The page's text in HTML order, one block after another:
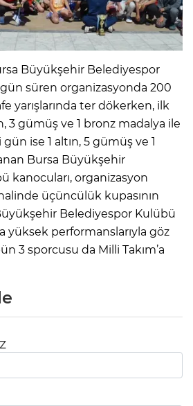
Büyükşehir Belediyespor
süren organizasyonda 200
yarışlarında ter dökerken, ilk
3 gümüş ve 1 bronz madalya ile
ise 1 altın, 5 gümüş ve 1
Bursa Büyükşehir
kanocuları, organizasyon
üçüncülük kupasının
Belediyespor Kulübü
yüksek performanslarıyla göz
3 sporcusu da Milli Takım’a